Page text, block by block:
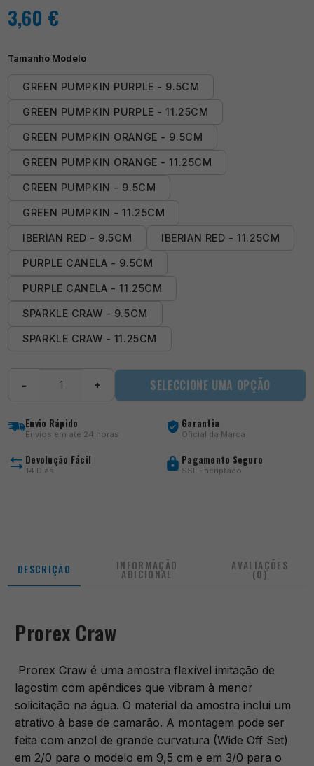
3,60 €
Tamanho Modelo
GREEN PUMPKIN PURPLE - 9.5CM
GREEN PUMPKIN PURPLE - 11.25CM
GREEN PUMPKIN ORANGE - 9.5CM
GREEN PUMPKIN ORANGE - 11.25CM
GREEN PUMPKIN - 9.5CM
GREEN PUMPKIN - 11.25CM
IBERIAN RED - 9.5CM IBERIAN RED - 11.25CM
PURPLE CANELA - 9.5CM
PURPLE CANELA - 11.25CM
SPARKLE CRAW - 9.5CM
SPARKLE CRAW - 11.25CM
− + SELECCIONE UMA OPÇÃO
Envio Rápido
Envios em até 24 horas
Garantia
Oficial da Marca
Devolução Fácil
14 Dias
Pagamento Seguro
SSL Encriptado
DESCRIÇÃO INFORMAÇÃO
ADICIONAL
AVALIAÇÕES
(0)
Prorex Craw
Prorex Craw é uma amostra flexível imitação de
lagostim com apêndices que vibram à menor
solicitação na água. O material da amostra inclui um
atrativo à base de camarão. A montagem pode ser
feita com anzol de grande curvatura (Wide Off Set)
em 2/0 para o modelo em 9,5 cm e em 3/0 para o